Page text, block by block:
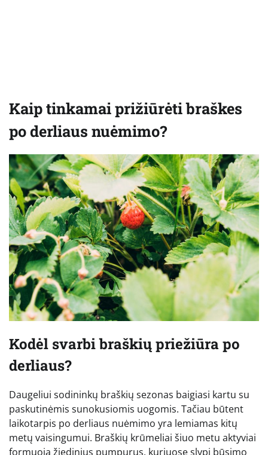
Kaip tinkamai prižiūrėti braškes
po derliaus nuėmimo?
Kodėl svarbi braškių priežiūra po
derliaus?
Daugeliui sodininkų braškių sezonas baigiasi kartu su
paskutinėmis sunokusiomis uogomis. Tačiau būtent
laikotarpis po derliaus nuėmimo yra lemiamas kitų
metų vaisingumui. Braškių krūmeliai šiuo metu aktyviai
formuoja žiedinius pumpurus, kuriuose slypi būsimo